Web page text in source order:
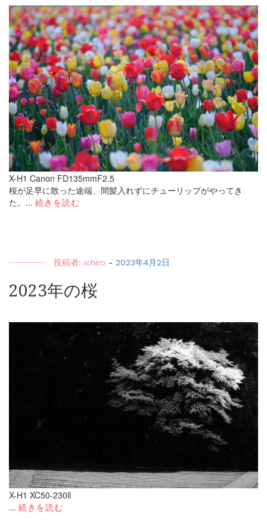
X-H1 Canon FD135mmF2.5
桜が足早に散った途端、間髪入れずにチューリップがやってき
た。... 続きを読む
投稿者: ichiro - 2023年4月2日
2023年の桜
X-H1 XC50-230ll
... 続きを読む